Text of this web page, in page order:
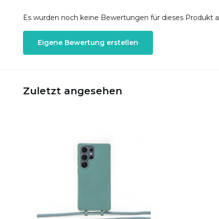
Es wurden noch keine Bewertungen für dieses Produkt
Eigene Bewertung erstellen
Zuletzt angesehen